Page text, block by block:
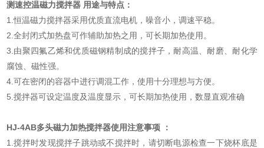
测速控温磁力搅拌器 用途与特点：
1.恒温磁力搅拌器采用优质直流电机，噪音小，调速平稳。
2.全封闭式加热盘可作辅助加热之用，可长期加热使用。
3.由聚四氟乙烯和优质磁钢精制成的搅拌子，耐高温、耐磨、耐化学
腐蚀、磁性强。
4.可在密闭的容器中进行调混工作，使用十分理想与方便。
5.搅拌器可设定温度及温度显示，可长期加热使用，数显直观准确
HJ-4AB多头磁力加热搅拌器使用注意事项 ：
1.搅拌时发现搅拌子跳动或不搅拌时，请切断电源检查一下烧杯底是